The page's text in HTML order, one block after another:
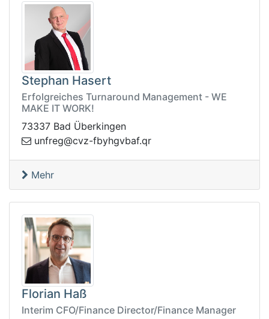
Stephan Hasert
Erfolgreiches Turnaround Management - WE
MAKE IT WORK!
73337 Bad Überkingen
rq.f
abvghybf-zvc@gerfnu
Mehr
Florian Haß
Interim CFO/Finance Director/Finance Manager